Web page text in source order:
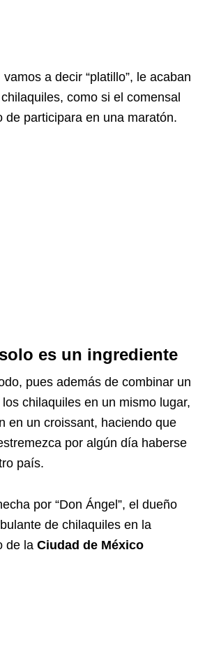
a decir “platillo”, le acaban
como si el comensal
de participara en una maratón.
es un ingrediente
pues además de combinar un
chilaquiles en un mismo lugar,
en un croissant, haciendo que
por algún día haberse
país.
por “Don Ángel”, el dueño
de chilaquiles en la
de la Ciudad de México